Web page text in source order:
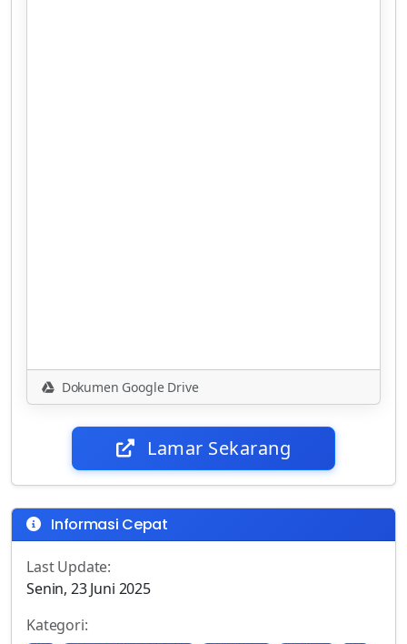
Dokumen Google Drive
Lamar Sekarang
Informasi Cepat
Last Update:
Senin, 23 Juni 2025
Kategori: